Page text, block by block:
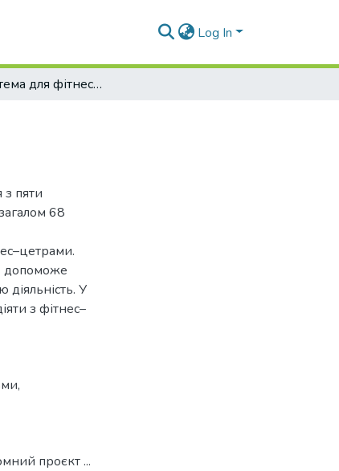
Log In
CRM–система для фітнес–центрів
пяти
68
допоможе
У
з фітнес–
,
проєкт ...